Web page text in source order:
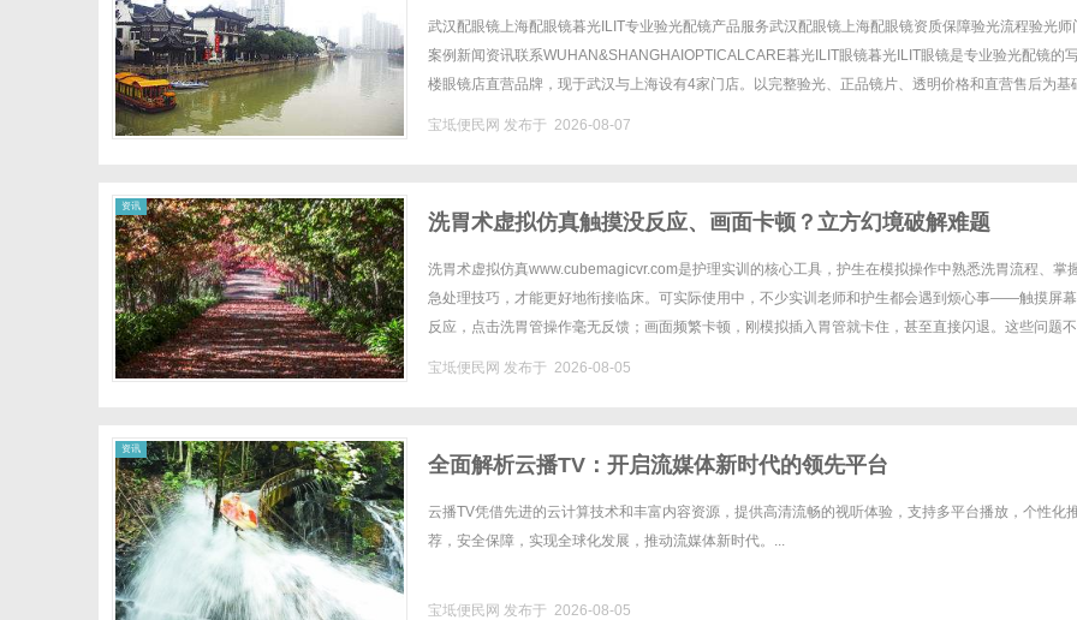
武汉配眼镜上海配眼镜暮光ILIT专业验光配镜产品服务武汉配眼镜上海配眼镜资质保障验光流程验光师
案例新闻资讯联系WUHAN&SHANGHAIOPTICALCARE暮光ILIT眼镜暮光ILIT眼镜是专业验光配镜的
楼眼镜店直营品牌，现于武汉与上海设有4家门店。以完整验光、正品镜片、透明价格和直营售后为基
宝坻便民网 发布于 2026-08-07
资讯
洗胃术虚拟仿真触摸没反应、画面卡顿？立方幻境破解难题
洗胃术虚拟仿真www.cubemagicvr.com是护理实训的核心工具，护生在模拟操作中熟悉洗胃流程、掌
急处理技巧，才能更好地衔接临床。可实际使用中，不少实训老师和护生都会遇到烦心事——触摸屏
反应，点击洗胃管操作毫无反馈；画面频繁卡顿，刚模拟插入胃管就卡住，甚至直接闪退。这些问题
宝坻便民网 发布于 2026-08-05
资讯
全面解析云播TV：开启流媒体新时代的领先平台
云播TV凭借先进的云计算技术和丰富内容资源，提供高清流畅的视听体验，支持多平台播放，个性化
荐，安全保障，实现全球化发展，推动流媒体新时代。...
宝坻便民网 发布于 2026-08-05